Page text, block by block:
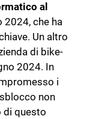
al
2024, che ha
Un altro
di bike-
2024. In
i
non
di questo